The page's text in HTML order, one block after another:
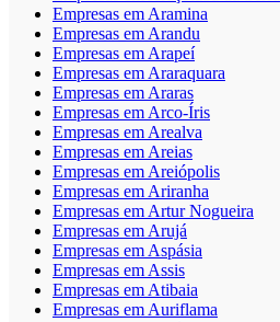
Empresas em Aramina
Empresas em Arandu
Empresas em Arapeí
Empresas em Araraquara
Empresas em Araras
Empresas em Arco-Íris
Empresas em Arealva
Empresas em Areias
Empresas em Areiópolis
Empresas em Ariranha
Empresas em Artur Nogueira
Empresas em Arujá
Empresas em Aspásia
Empresas em Assis
Empresas em Atibaia
Empresas em Auriflama